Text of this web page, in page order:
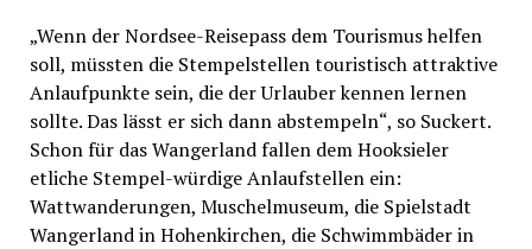
„Wenn der Nordsee-Reisepass dem Tourismus helfen
soll, müssten die Stempelstellen touristisch attraktive
Anlaufpunkte sein, die der Urlauber kennen lernen
sollte. Das lässt er sich dann abstempeln“, so Suckert.
Schon für das Wangerland fallen dem Hooksieler
etliche Stempel-würdige Anlaufstellen ein:
Wattwanderungen, Muschelmuseum, die Spielstadt
Wangerland in Hohenkirchen, die Schwimmbäder in